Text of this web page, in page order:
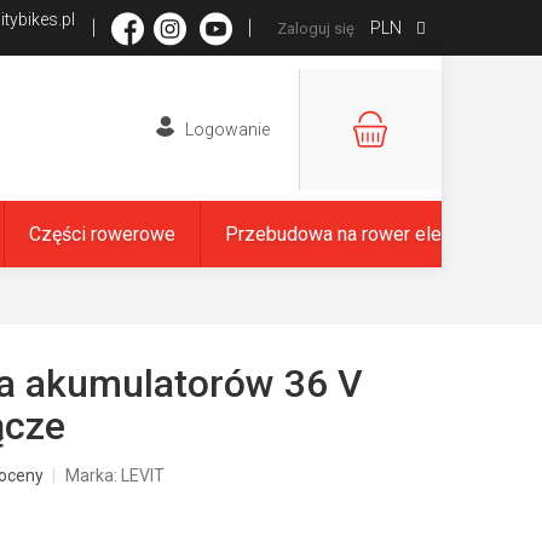
PLN
Zaloguj się
KOSZYK
Części rowerowe Przebudowa na rower elektryczny
akumulatorów 36 V
Marka: LEVIT